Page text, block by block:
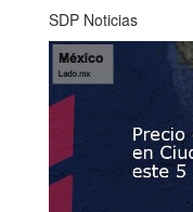
SDP Noticias